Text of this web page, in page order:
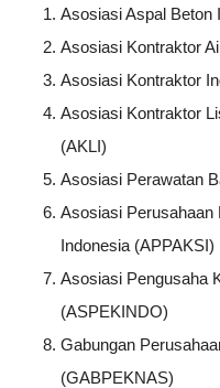
Asosiasi Aspal Beton
Asosiasi Kontraktor
Asosiasi Kontraktor
Asosiasi Kontraktor
(AKLI)
Asosiasi Perawatan
Asosiasi Perusahaan
Indonesia (APPAKSI)
Asosiasi Pengusaha
(ASPEKINDO)
Gabungan
(GABPEKNAS)